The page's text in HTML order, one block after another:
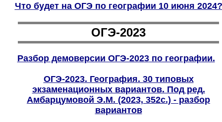
Что будет на ОГЭ по географии 10 июня 2024?
ОГЭ-2023
Разбор демоверсии ОГЭ-2023по географии.
ОГЭ-2023. География. 30 типовых
экзаменационных вариантов. Под ред.
Амбарцумовой Э.М. (2023, 352с.) - разбор
вариантов